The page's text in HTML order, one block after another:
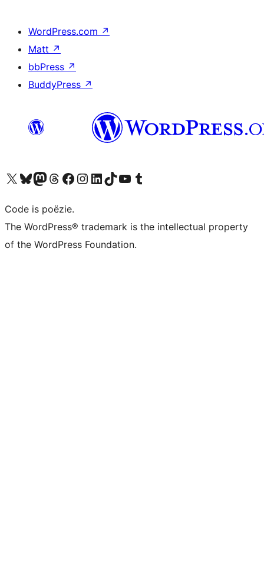
WordPress.com ↗
Matt ↗
bbPress ↗
BuddyPress ↗
Bezoek ons X (voorheen Twitter) account
Bezoek ons Bluesky account
Bezoek ons Mastodon account
Bezoek ons Threads account
Onze Facebook pagina bezoeken
Bezoek ons Instagram account
Bezoek ons LinkedIn account
Bezoek ons TikTok account
Bezoek ons YouTube kanaalBezoek ons Tumblr account
Code is poëzie.
The WordPress® trademark is the intellectual property
of the WordPress Foundation.